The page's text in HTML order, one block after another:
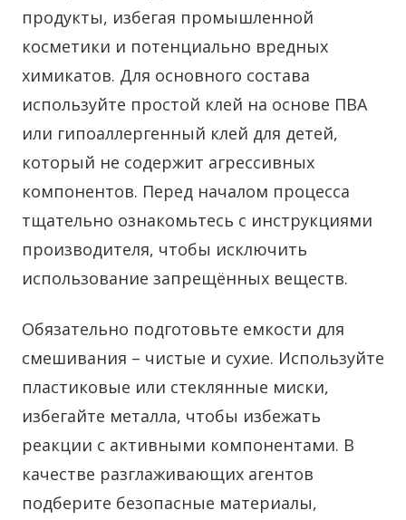
продукты, избегая промышленной
косметики и потенциально вредных
химикатов. Для основного состава
используйте простой клей на основе ПВА
или гипоаллергенный клей для детей,
который не содержит агрессивных
компонентов. Перед началом процесса
тщательно ознакомьтесь с инструкциями
производителя, чтобы исключить
использование запрещённых веществ.
Обязательно подготовьте емкости для
смешивания – чистые и сухие. Используйте
пластиковые или стеклянные миски,
избегайте металла, чтобы избежать
реакции с активными компонентами. В
качестве разглаживающих агентов
подберите безопасные материалы,